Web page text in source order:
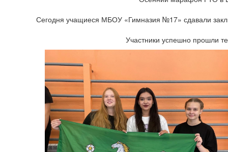
Сегодня учащиеся МБОУ «Гимназия №17» сдавали
Участники успешно прошли